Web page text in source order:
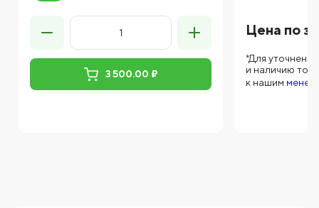
3 500.00 ₽
Цена по
*Для
и наличию
к нашим